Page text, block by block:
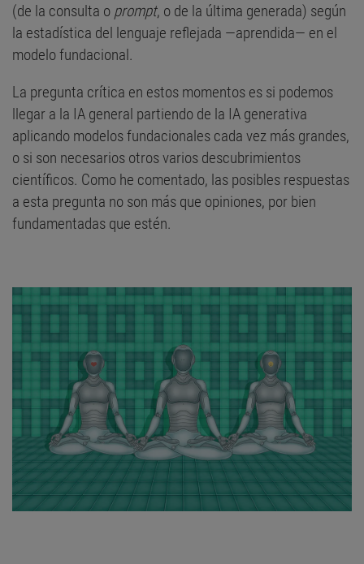
(de la consulta o prompt, o de la última generada) según
la estadística del lenguaje reflejada —aprendida— en el
modelo fundacional.
La pregunta crítica en estos momentos es si podemos
llegar a la IA general partiendo de la IA generativa
aplicando modelos fundacionales cada vez más grandes,
o si son necesarios otros varios descubrimientos
científicos. Como he comentado, las posibles respuestas
a esta pregunta no son más que opiniones, por bien
fundamentadas que estén.